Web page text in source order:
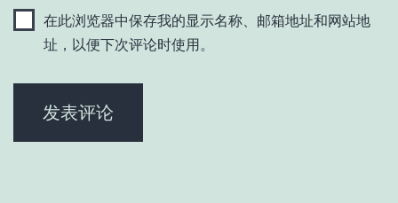
在此浏览器中保存我的显示名称、邮箱地址和网站地
址，以便下次评论时使用。